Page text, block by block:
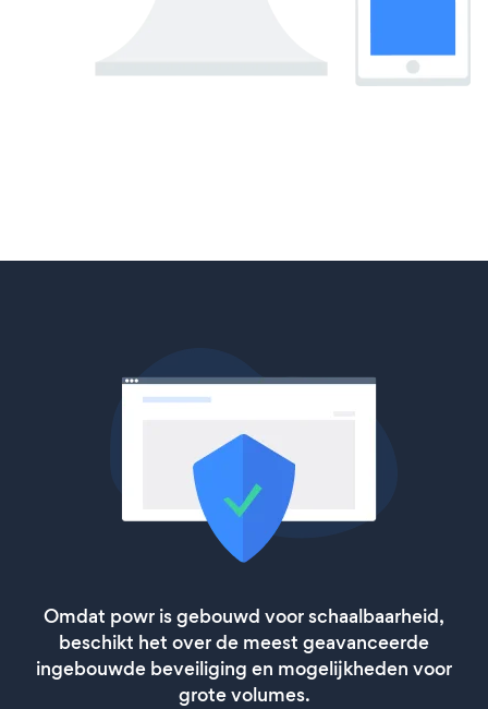
Omdat powr is gebouwd voor schaalbaarheid,
beschikt het over de meest geavanceerde
ingebouwde beveiliging en mogelijkheden voor
grote volumes.